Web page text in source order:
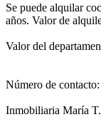
Se puede alquilar
años. Valor de
Valor del
Número de
Inmobiliaria María